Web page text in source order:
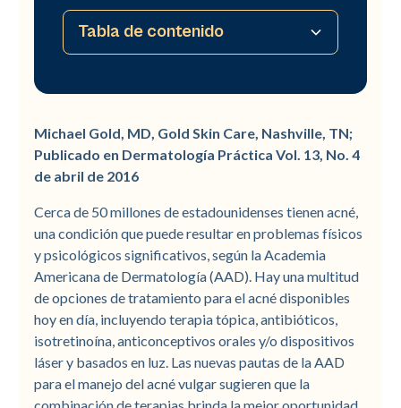
Michael Gold, MD, Gold Skin Care, Nashville, TN;
Publicado en Dermatología Práctica Vol. 13, No. 4
de abril de 2016
Cerca de 50 millones de estadounidenses tienen acné,
una condición que puede resultar en problemas físicos
y psicológicos significativos, según la Academia
Americana de Dermatología (AAD). Hay una multitud
de opciones de tratamiento para el acné disponibles
hoy en día, incluyendo terapia tópica, antibióticos,
isotretinoína, anticonceptivos orales y/o dispositivos
láser y basados en luz. Las nuevas pautas de la AAD
para el manejo del acné vulgar sugieren que la
Tabla de contenido